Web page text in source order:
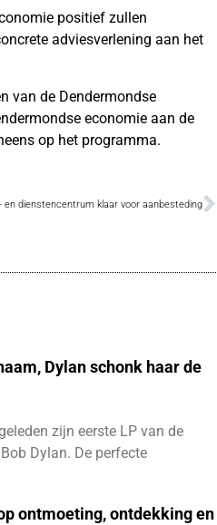
positief zullen
adviesverlening aan het
van de Dendermondse
economie aan de
op het programma.
en dienstencentrum klaar voor aanbesteding
Dylan schonk haar de
zijn eerste LP van de
Dylan. De perfecte
ontmoeting, ontdekking en